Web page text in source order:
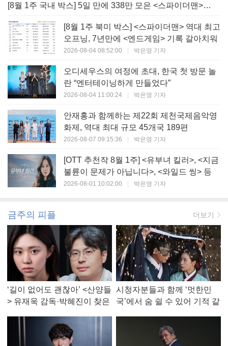
[8월 1주 국내 박스] 5일 만에 338만 모은 <스파이더맨> 극장가 235% 대반등, <호프>는 400만 돌파
[8월 1주 북미 박스] <스파이더맨> 역대 최고
오프닝, 7년만에 <엔드게임> 기록 갈아치워
2026-08-04 08:52:00 | 박은영 기자
오디세우스의 여정에 초대, 한국 첫 방문 놀
란 “엔터테이닝하게 만들었다”
2026-08-04 11:00:24 | 박은영 기자
안재홍과 함께하는 제22회 제천국제음악영
화제, 역대 최대 규모 45개국 189편
2026-08-07 09:15:36 | 박은영 기자
[OTT 추천작 8월 1주] <유부녀 킬러>, <지금
불륜이 문제가 아닙니다>, <와일드 씽> 등
2026-08-01 10:02:00 | 박은영 기자
금주의 피플 더보기
‘길이 없어도 괜찮아’ <산양들
> 유재욱 감독·박혜진이 찾은
시청자분들과 함께 ‘멋한민
국’에서 숨 쉴 수 있어 기적 같